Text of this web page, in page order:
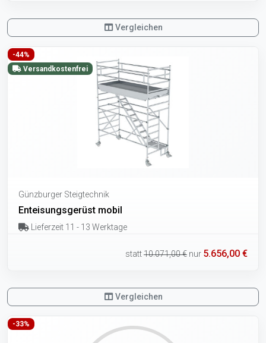
Vergleichen
-44%
Versandkostenfrei
Günzburger Steigtechnik
Enteisungsgerüst mobil
Lieferzeit 11 - 13 Werktage
statt10.071,00 € nur 5.656,00 €
Vergleichen
-33%